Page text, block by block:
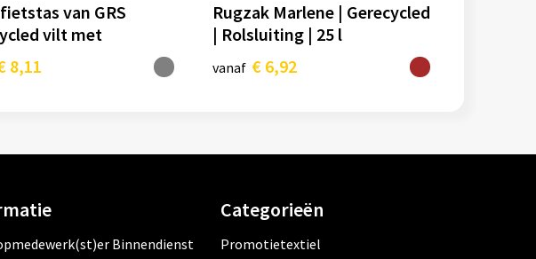
van GRS
vilt met
bovenkant 13 l
8,11
Rugzak Marlene | Gerecycled
| Rolsluiting | 25 l
vanaf € 6,92
Binnendienst
Categorieën
Promotietextiel